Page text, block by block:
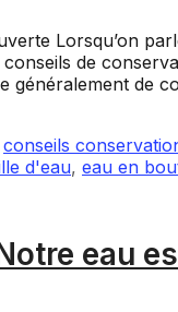
Lorsqu’on
de
généralement de
conseils
d'eau, eau en
eau